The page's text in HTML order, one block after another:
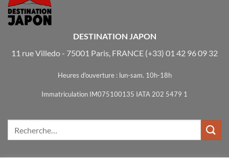
DESTINATION JAPON
11 rue Villedo - 75001 Paris, FRANCE (+33) 01 42 96 09 32
Heures d'ouverture : lun-sam. 10h-18h
Immatriculation IM075100135 IATA 202 5479 1